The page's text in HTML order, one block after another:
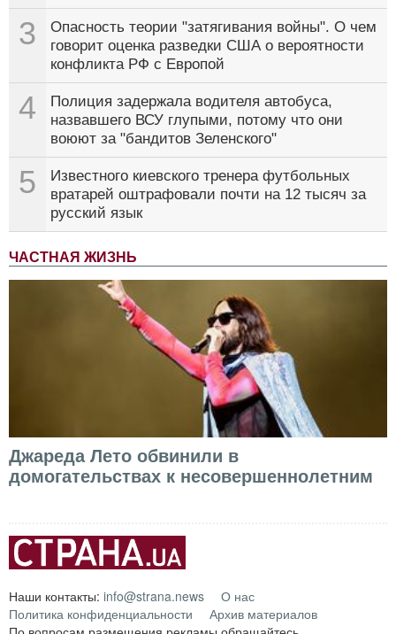
3
Опасность теории "затягивания войны". О чем
говорит оценка разведки США о вероятности
конфликта РФ с Европой
4
Полиция задержала водителя автобуса,
назвавшего ВСУ глупыми, потому что они
воюют за "бандитов Зеленского"
5
Известного киевского тренера футбольных
вратарей оштрафовали почти на 12 тысяч за
русский язык
ЧАСТНАЯ ЖИЗНЬ
Джареда Лето обвинили в
домогательствах к несовершеннолетним
Наши контакты: info@strana.news
О нас
Политика конфиденциальности
Архив материалов